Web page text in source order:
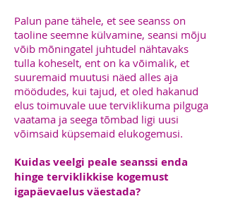
Palun pane tähele, et see seanss on
taoline seemne külvamine, seansi mõju
võib mõningatel juhtudel nähtavaks
tulla koheselt, ent on ka võimalik, et
suuremaid muutusi näed alles aja
möödudes, kui tajud, et oled hakanud
elus toimuvale uue terviklikuma pilguga
vaatama ja seega tõmbad ligi uusi
võimsaid küpsemaid elukogemusi.
Kuidas veelgi peale seanssi enda
hinge terviklikkise kogemust
igapäevaelus väestada?